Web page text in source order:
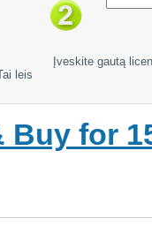
leis
Įveskite gautą
Buy for